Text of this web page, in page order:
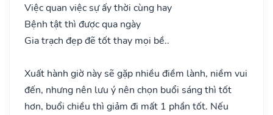
Việc quan việc sự ấy thời cùng hay
Bệnh tật thì được qua ngày
Gia trạch đẹp đẽ tốt thay mọi bề..
Xuất hành giờ này sẽ gặp nhiều điềm lành, niềm vui
đến, nhưng nên lưu ý nên chọn buổi sáng thì tốt
hơn, buổi chiều thì giảm đi mất 1 phần tốt. Nếu